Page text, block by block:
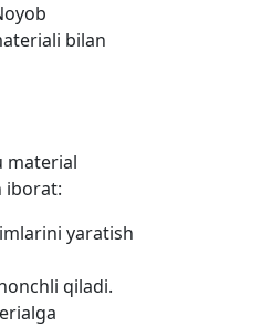
bilan
material
iborat:
yaratish
qiladi.